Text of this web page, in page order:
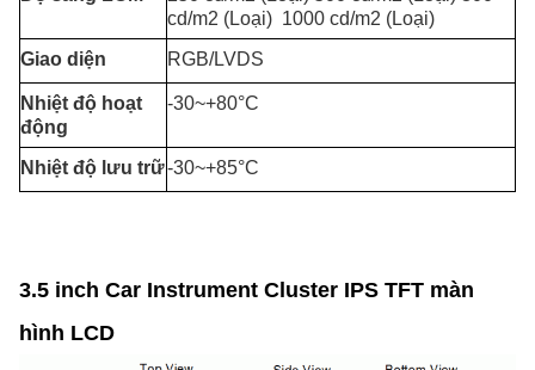
cd/m2 (Loại) 1000 cd/m2 (Loại)
Giao diện
RGB/LVDS
Nhiệt độ hoạt
động
-30~+80°C
Nhiệt độ lưu trữ-30~+85°C
3.5 inch Car Instrument Cluster IPS TFT màn
hình LCD